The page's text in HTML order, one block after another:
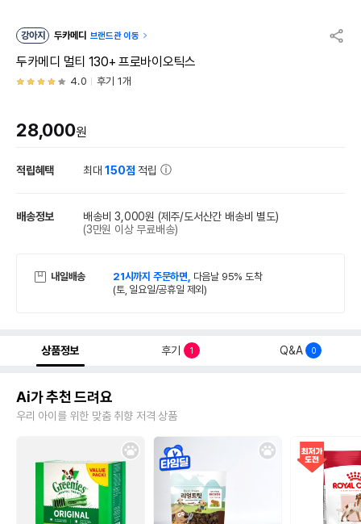
강아지 두카메디 브랜드관 이동
두카메디 멀티 130+ 프로바이오틱스
4.0 후기 1개
28,000원
적립혜택 최대150점 적립
배송정보 배송비 3,000원 (제주/도서산간 배송비 별도)
(3만원 이상 무료배송)
내일배송 21시까지 주문하면, 다음날 95% 도착
(토, 일요일/공휴일 제외)
상품정보 후기 1 Q&A 0
Ai가 추천 드려요
우리 아이를 위한 맞춤 취향 저격 상품